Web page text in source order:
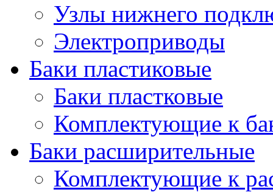
Узлы нижнего
Электроприводы
Баки пластиковые
Баки пластковые
Комплектующие к
Баки расширительные
Комплектующие к